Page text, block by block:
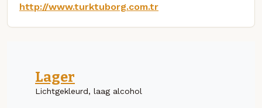
http://www.turktuborg.com.tr
Lager
Lichtgekleurd, laag alcohol